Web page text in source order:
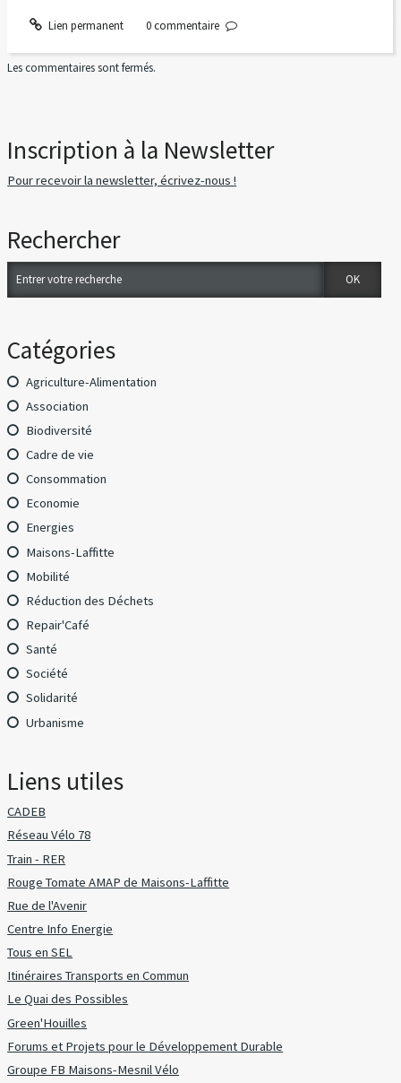
Lien permanent 0commentaire
Les commentaires sont fermés.
Inscription à la Newsletter
Pour recevoir la newsletter, écrivez-nous !
Rechercher
Catégories
Agriculture-Alimentation
Association
Biodiversité
Cadre de vie
Consommation
Economie
Energies
Maisons-Laffitte
Mobilité
Réduction des Déchets
Repair'Café
Santé
Société
Solidarité
Urbanisme
Liens utiles
CADEB
Réseau Vélo 78
Train - RER
Rouge Tomate AMAP de Maisons-Laffitte
Rue de l'Avenir
Centre Info Energie
Tous en SEL
Itinéraires Transports en Commun
Le Quai des Possibles
Green'Houilles
Forums et Projets pour le Développement Durable
Groupe FB Maisons-Mesnil Vélo